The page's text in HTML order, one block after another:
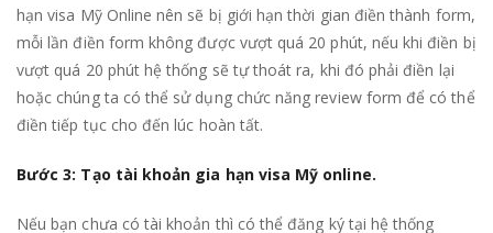
hạn visa Mỹ Online nên sẽ bị giới hạn thời gian điền thành form,
mỗi lần điền form không được vượt quá 20 phút, nếu khi điền bị
vượt quá 20 phút hệ thống sẽ tự thoát ra, khi đó phải điền lại
hoặc chúng ta có thể sử dụng chức năng review form để có thể
điền tiếp tục cho đến lúc hoàn tất.
Bước 3: Tạo tài khoản gia hạn visa Mỹ online.
Nếu bạn chưa có tài khoản thì có thể đăng ký tại hệ thống